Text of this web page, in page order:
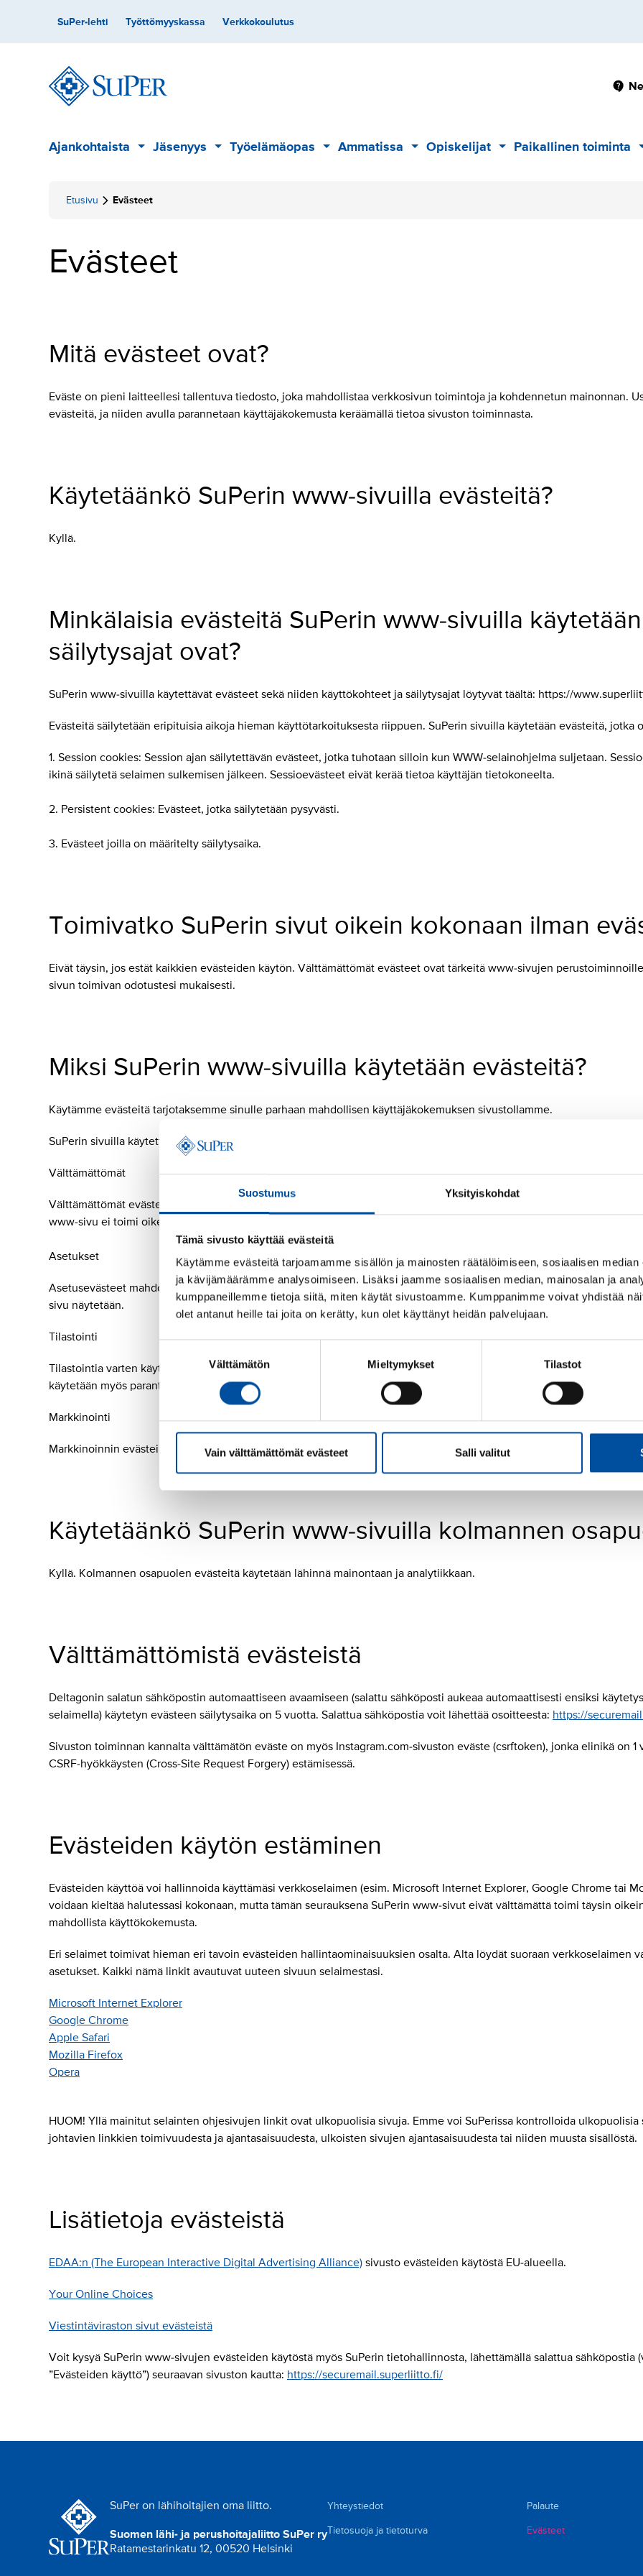
Suostumus Yksityiskohdat
Tämä sivusto käyttää evästeitä
Käytämme evästeitä tarjoamamme sisällön ja mainosten räätälöimiseen, sosiaalisen
ja kävijämäärämme analysoimiseen. Lisäksi jaamme sosiaalisen median, mainosalan ja
kumppaneillemme tietoja siitä, miten käytät sivustoamme. Kumppanimme voivat yhdistää
olet antanut heille tai joita on kerätty, kun olet käyttänyt heidän palvelujaan.
valinta
Välttämätön Mieltymykset Tilastot
Vain välttämättömät evästeet Salli valitut
Toissijainen
SuPer-lehti Työttömyyskassa Verkkokoulutus
Päävalikko
Ajankohtaista Alavalikko
Jäsenyys Alavalikko
Työelämäopas Alavalikko
Ammatissa Alavalikko
Opiskelijat Alavalikko
Paikallinen toiminta
Etusivu Evästeet
Evästeet
Mitä evästeet ovat?
Eväste on pieni laitteellesi tallentuva tiedosto, joka mahdollistaa verkkosivun toimintoja ja kohdennetun mainonnan.
evästeitä, ja niiden avulla parannetaan käyttäjäkokemusta keräämällä tietoa sivuston toiminnasta.
Käytetäänkö SuPerin www-sivuilla evästeitä?
Kyllä.
Minkälaisia evästeitä SuPerin www-sivuilla
säilytysajat ovat?
SuPerin www-sivuilla käytettävät evästeet sekä niiden käyttökohteet ja säilytysajat löytyvät täältä: https://
Evästeitä säilytetään eripituisia aikoja hieman käyttötarkoituksesta riippuen. SuPerin sivuilla käytetään evästeitä, jotka
1. Session cookies: Session ajan säilytettävän evästeet, jotka tuhotaan silloin kun WWW-selainohjelma suljetaan.
ikinä säilytetä selaimen sulkemisen jälkeen. Sessioevästeet eivät kerää tietoa käyttäjän tietokoneelta.
2. Persistent cookies: Evästeet, jotka säilytetään pysyvästi.
3. Evästeet joilla on määritelty säilytysaika.
Toimivatko SuPerin sivut oikein kokonaan ilman
Eivät täysin, jos estät kaikkien evästeiden käytön. Välttämättömät evästeet ovat tärkeitä www-sivujen
sivun toimivan odotustesi mukaisesti.
Miksi SuPerin www-sivuilla käytetään evästeitä?
Käytämme evästeitä tarjotaksemme sinulle parhaan mahdollisen käyttäjäkokemuksen sivustollamme.
SuPerin sivuilla käytettävät evästeet voidaan jakaa neljään kategoriaan:
Välttämättömät
Välttämättömät evästeet mahdollistavat www-sivujen perustoiminnot kuten sivulla navigoinnin ja pääsyn
www-sivu ei toimi oikein ilman näitä evästeitä.
Asetukset
Asetusevästeet mahdollistavat sen, että www-sivut muistavat sellaiset tiedot, joiden muutokset vaikuttavat siihen
sivu näytetään.
Tilastointi
Tilastointia varten käytettävät evästeet mahdollistavat SuPerille sivujen kävijöiden seurannan, jonka kautta
käytetään myös parantaaksemme käyttökokemustasi www-sivuillamme.
Markkinointi
Markkinoinnin evästeillä mahdollistetaan käyttäjälle merkityksellisten mainosten kohdistuminen SuPerin www-sivuilla
Käytetäänkö SuPerin www-sivuilla kolmannen
Kyllä. Kolmannen osapuolen evästeitä käytetään lähinnä mainontaan ja analytiikkaan.
Välttämättömistä evästeistä
Deltagonin salatun sähköpostin automaattiseen avaamiseen (salattu sähköposti aukeaa automaattisesti ensiksi
selaimella) käytetyn evästeen säilytysaika on 5 vuotta. Salattua sähköpostia voit lähettää osoitteesta: https://
Sivuston toiminnan kannalta välttämätön eväste on myös Instagram.com-sivuston eväste (csrftoken), jonka elinikä on
CSRF-hyökkäysten (Cross-Site Request Forgery) estämisessä.
Evästeiden käytön estäminen
Evästeiden käyttöä voi hallinnoida käyttämäsi verkkoselaimen (esim. Microsoft Internet Explorer, Google Chrome tai
voidaan kieltää halutessasi kokonaan, mutta tämän seurauksena SuPerin www-sivut eivät välttämättä toimi täysin
mahdollista käyttökokemusta.
Eri selaimet toimivat hieman eri tavoin evästeiden hallintaominaisuuksien osalta. Alta löydät suoraan verkkoselaimen
asetukset. Kaikki nämä linkit avautuvat uuteen sivuun selaimestasi.
Microsoft Internet Explorer
Google Chrome
Apple Safari
Mozilla Firefox
Opera
HUOM! Yllä mainitut selainten ohjesivujen linkit ovat ulkopuolisia sivuja. Emme voi SuPerissa kontrolloida
johtavien linkkien toimivuudesta ja ajantasaisuudesta, ulkoisten sivujen ajantasaisuudesta tai niiden muusta sisällöstä.
Lisätietoja evästeistä
EDAA:n (The European Interactive Digital Advertising Alliance) sivusto evästeiden käytöstä EU-alueella.
Your Online Choices
Viestintäviraston sivut evästeistä
Voit kysyä SuPerin www-sivujen evästeiden käytöstä myös SuPerin tietohallinnosta, lähettämällä salattua
”Evästeiden käyttö”) seuraavan sivuston kautta: https://securemail.superliitto.fi/
SuPer on lähihoitajien oma liitto.
Suomen lähi- ja perushoitajaliitto SuPer ry
Ratamestarinkatu 12, 00520 Helsinki
Yhteystiedot
Palaute
Tietosuoja ja tietoturva
Evästeet